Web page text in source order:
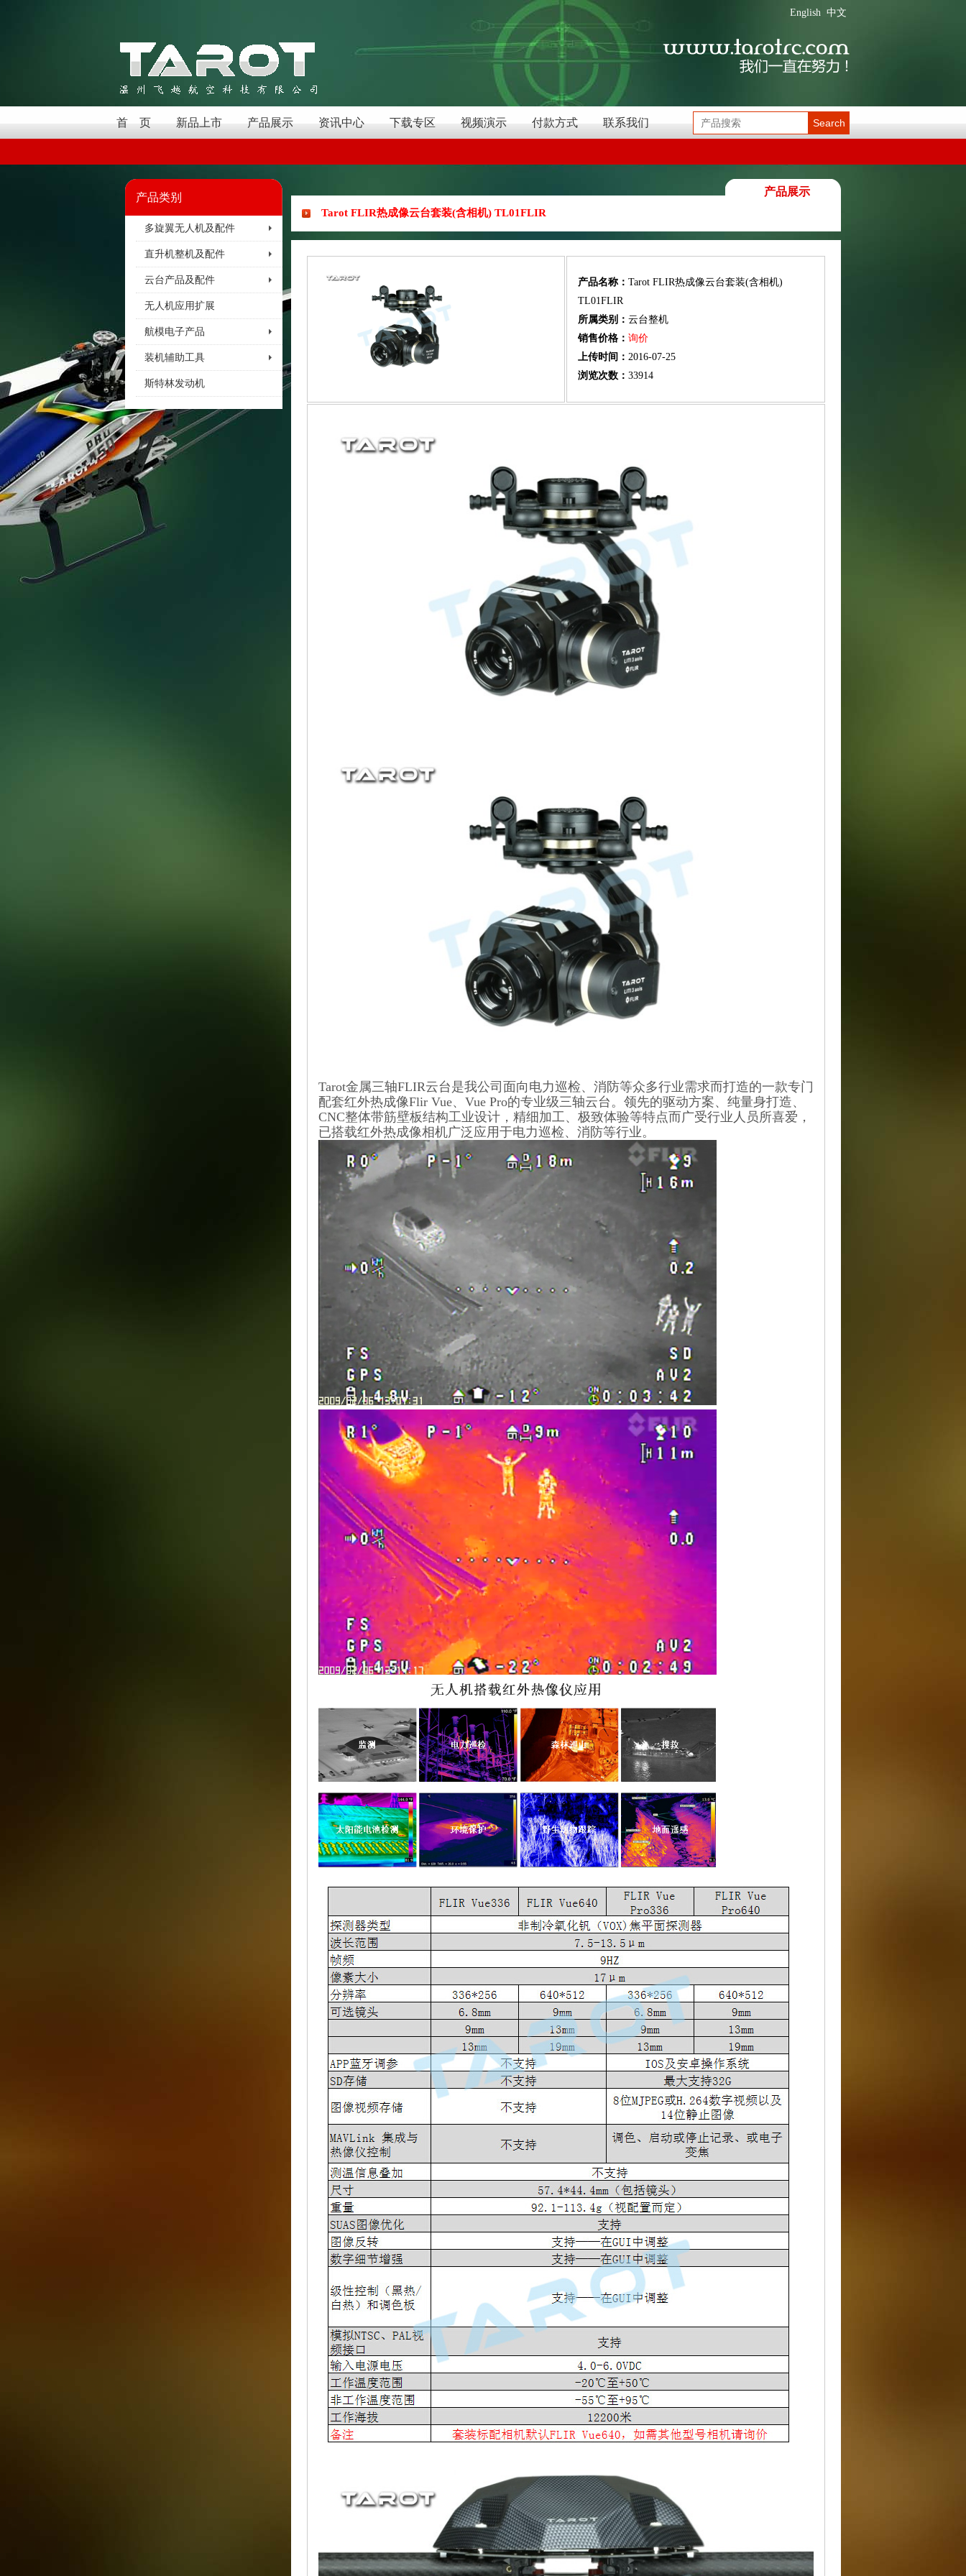
中文
English
首 页 新品上市 产品展示 资讯中心 下载专区 视频演示 付款方式 联系我们 Search
产品类别
多旋翼无人机及配件
直升机整机及配件
云台产品及配件
无人机应用扩展
航模电子产品
装机辅助工具
斯特林发动机
产品展示
Tarot FLIR热成像云台套装(含相机) TL01FLIR
产品名称： Tarot FLIR热成像云台套装(含相机)
TL01FLIR
所属类别： 云台整机
销售价格： 询价
上传时间： 2016-07-25
浏览次数： 33914
Tarot金属三轴FLIR云台是我公司面向电力巡检、消防等众多行业需求而打造的一款专门
配套红外热成像Flir Vue、Vue Pro的专业级三轴云台。领先的驱动方案、纯量身打造、
CNC整体带筋壁板结构工业设计，精细加工、极致体验等特点而广受行业人员所喜爱，
已搭载红外热成像相机广泛应用于电力巡检、消防等行业。